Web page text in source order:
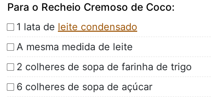
Para o Recheio Cremoso de Coco:
1 lata de leite condensado
A mesma medida de leite
2 colheres de sopa de farinha de trigo
6 colheres de sopa de açúcar